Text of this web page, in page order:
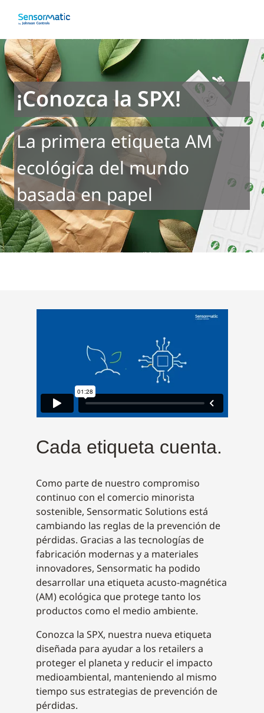
¡Conozca la SPX!
La primera etiqueta AM
ecológica del mundo
basada en papel
Cada etiqueta cuenta.
Como parte de nuestro compromiso
continuo con el comercio minorista
sostenible, Sensormatic Solutions está
cambiando las reglas de la prevención de
pérdidas. Gracias a las tecnologías de
fabricación modernas y a materiales
innovadores, Sensormatic ha podido
desarrollar una etiqueta acusto-magnética
(AM) ecológica que protege tanto los
productos como el medio ambiente.
Conozca la SPX, nuestra nueva etiqueta
diseñada para ayudar a los retailers a
proteger el planeta y reducir el impacto
medioambiental, manteniendo al mismo
tiempo sus estrategias de prevención de
pérdidas.